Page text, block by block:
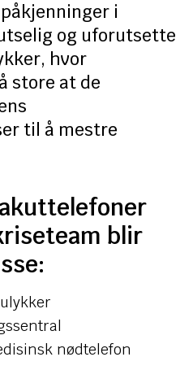
i
og uforutsette
hvor
store at de
til å mestre
blir
nødtelefon